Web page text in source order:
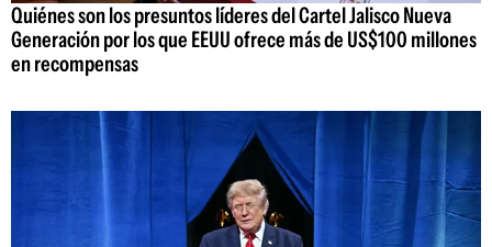
Quiénes son los presuntos líderes del Cartel Jalisco Nueva
Generación por los que EEUU ofrece más de US$100 millones
en recompensas